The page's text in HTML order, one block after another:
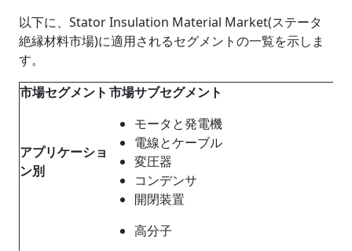
以下に、Stator Insulation Material Market(ステータ
絶縁材料市場)に適用されるセグメントの一覧を示しま
す。
市場セグメント 市場サブセグメント
アプリケーショ
ン別
モータと発電機
電線とケーブル
変圧器
コンデンサ
開閉装置
高分子